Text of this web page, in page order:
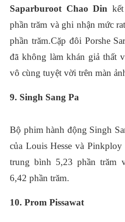
Saparburoot Chao Din
phần trăm và ghi nhận mức
phần trăm.Cặp đôi Porshe
đã không làm khán giả thất
vô cùng tuyệt vời trên màn
9. Singh Sang Pa
Bộ phim hành động Singh
của Louis Hesse và Pinkploy
trung bình 5,23 phần trăm
6,42 phần trăm.
10. Prom Pissawat